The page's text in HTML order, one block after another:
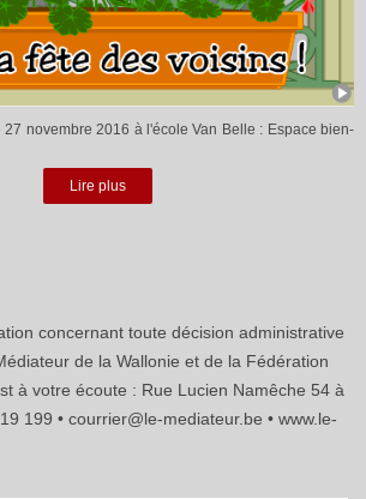
27 novembre 2016 à l'école Van Belle : Espace bien-
Lire plus
concernant toute décision administrative
de la Wallonie et de la Fédération
à votre écoute : Rue Lucien Namêche 54 à
199 • courrier@le-mediateur.be • www.le-